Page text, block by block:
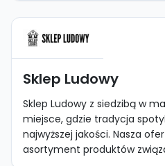
Sklep Ludowy
Sklep Ludowy z siedzibą w
miejsce, gdzie tradycja
najwyższej jakości. Nasza
asortyment produktów